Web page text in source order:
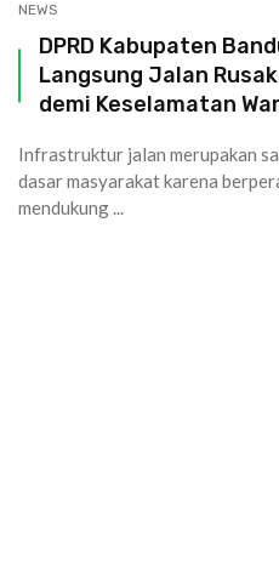
NEWS
DPRD Kabupaten
Langsung Jalan
demi Keselamatan
Infrastruktur jalan merupakan
dasar masyarakat karena
mendukung ...